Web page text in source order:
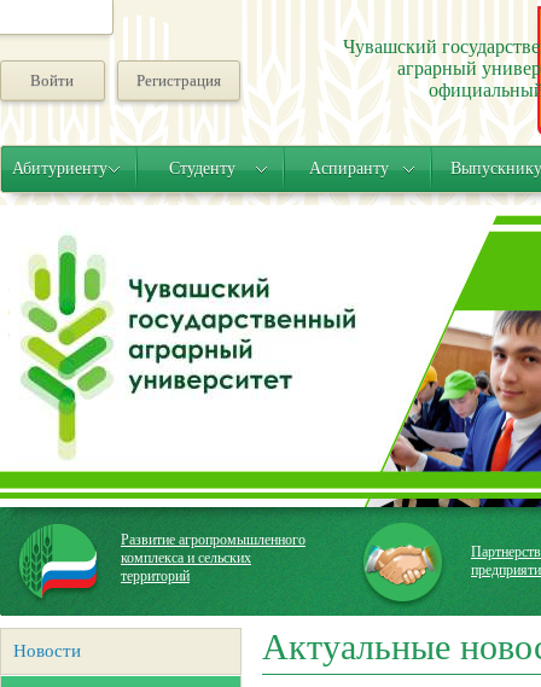
Войти Регистрация
Чувашский
аграрный
Абитуриенту Студенту Аспиранту
Развитие агропромышленного
комплекса и сельских
территорий
Новости Актуальные